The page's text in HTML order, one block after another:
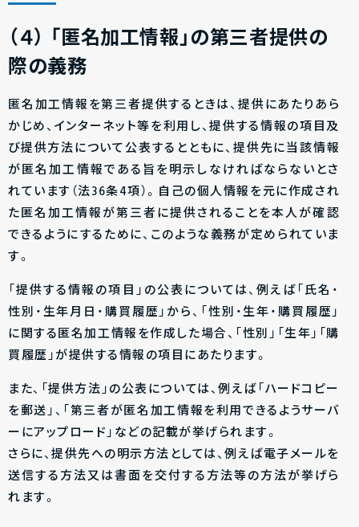
（４） 「匿名加工情報」の第三者提供の
際の義務
匿名加工情報を第三者提供するときは、提供にあたりあら
かじめ、インターネット等を利用し、提供する情報の項目及
び提供方法について公表するとともに、提供先に当該情報
が匿名加工情報である旨を明示しなければならないとさ
れています（法36条4項）。自己の個人情報を元に作成され
た匿名加工情報が第三者に提供されることを本人が確認
できるようにするために、このような義務が定められていま
す。
「提供する情報の項目」の公表については、例えば「氏名・
性別・生年月日・購買履歴」から、「性別・生年・購買履歴」
に関する匿名加工情報を作成した場合、「性別」「生年」「購
買履歴」が提供する情報の項目にあたります。
また、「提供方法」の公表については、例えば「ハードコピー
を郵送」、「第三者が匿名加工情報を利用できるようサーバ
ーにアップロード」などの記載が挙げられます。
さらに、提供先への明示方法としては、例えば電子メールを
送信する方法又は書面を交付する方法等の方法が挙げら
れます。